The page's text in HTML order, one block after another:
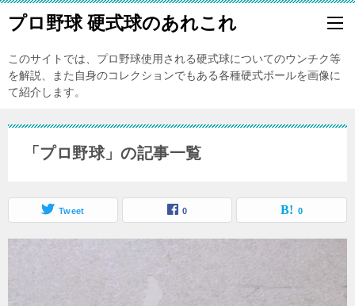
プロ野球 硬式球のあれこれ
このサイトでは、プロ野球使用される硬式球についてのウンチク等
を解説、また自身のコレクションでもある各種硬式ボールを画像に
て紹介します。
「プロ野球」の記事一覧
Tweet 0 0